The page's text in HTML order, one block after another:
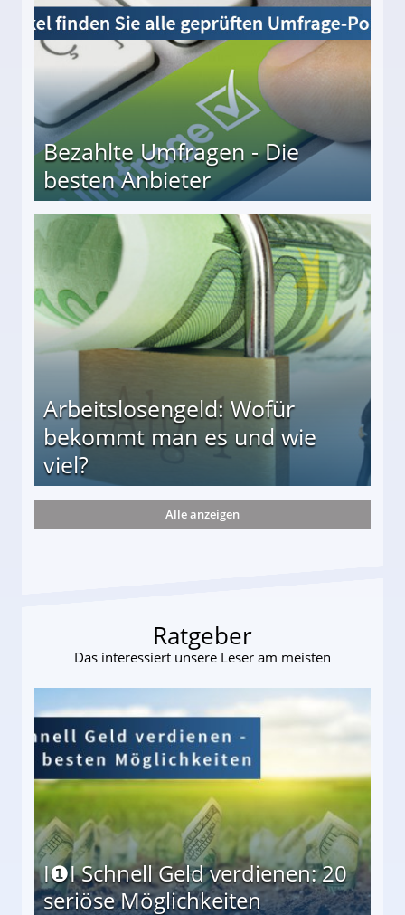
Bezahlte Umfragen - Die
besten Anbieter
Arbeitslosengeld: Wofür
bekommt man es und wie
viel?
und wie viel?
Alle anzeigen
Ratgeber
Das interessiert unsere Leser am meisten
I❶I Schnell Geld verdienen: 20
seriöse Möglichkeiten